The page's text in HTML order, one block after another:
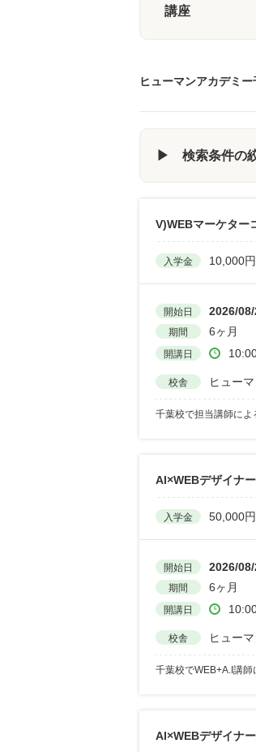
講座
ヒューマンアカデミー
▶ 検索条件の
V)WEBマーケター
入学金 10,000
開始日 2026/
期間 6ヶ月
開講日
校舎 ヒュー
千葉校で担当講師によ
AI×WEBデザイナ
入学金 50,000
開始日 2026/
期間 6ヶ月
開講日
校舎 ヒュー
千葉校でWEB+A.I講師
AI×WEBデザイナ